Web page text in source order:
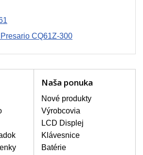
CQ61Z-300
Naša ponuka
Nové produkty
Výrobcovia
LCD Displej
Klávesnice
Batérie